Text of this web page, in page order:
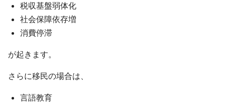
税収基盤弱体化
社会保障依存増
消費停滞
が起きます。
さらに移民の場合は、
言語教育